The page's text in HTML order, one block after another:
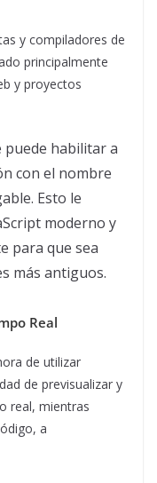
y compiladores de
principalmente
y proyectos
puede habilitar a
con el nombre
Esto le
moderno y
para que sea
más antiguos.
Real
de utilizar
de previsualizar y
real, mientras
a